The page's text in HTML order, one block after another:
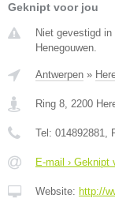
Geknipt voor jou
Niet gevestigd
Henegouwen.
Antwerpen »
Ring 8, 2200
Tel: 014892881,
E-mail › Geknipt
Website: http://